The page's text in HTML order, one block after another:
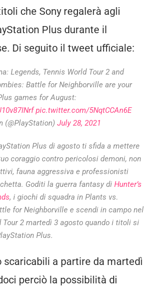
che Sony regalerà agli
Plus durante il
Di seguito il tweet ufficiale:
Legends, Tennis World Tour 2 and
Battle for Neighborville are your
games for August:
pic.twitter.com/5NqtCCAn6E
(@PlayStation) July 28, 2021
Plus di agosto ti sfida a mettere
coraggio contro pericolosi demoni, non
fauna aggressiva e professionisti
Goditi la guerra fantasy di Hunter’s
, i giochi di squadra in Plants vs.
for Neighborville e scendi in campo nel
Tour 2 martedì 3 agosto quando i titoli si
Plus.
scaricabili a partire da martedì
perciò la possibilità di